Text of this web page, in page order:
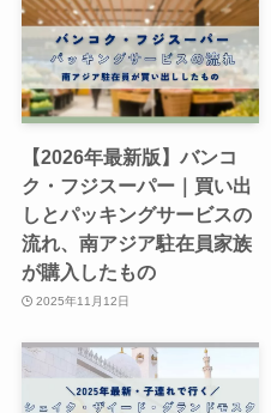
【2026年最新版】バンコ
ク・フジスーパー｜買い出
しとパッキングサービスの
流れ、南アジア駐在員家族
が購入したもの
2025年11月12日